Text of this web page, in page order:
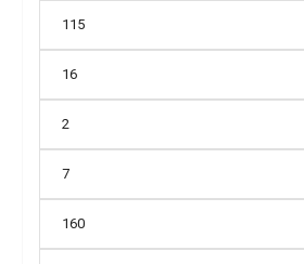
115
16
2
7
160